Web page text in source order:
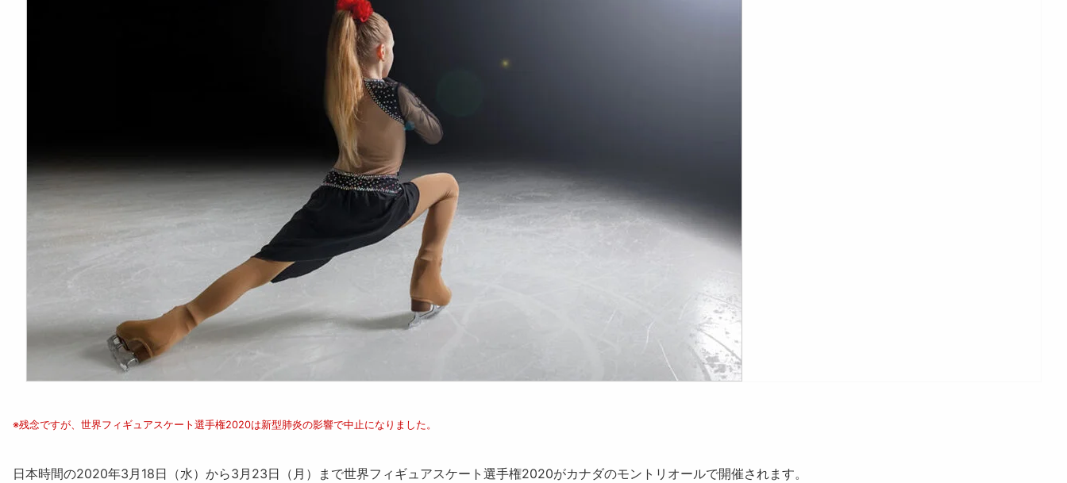
※残念ですが、世界フィギュアスケート選手権2020は新型肺炎の影響で中止になりました。
日本時間の2020年3月18日（水）から3月23日（月）まで世界フィギュアスケート選手権2020がカナダのモントリオールで開催されます。